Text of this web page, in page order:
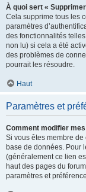
À quoi sert «
Cela supprime tous les
paramètres
des fonctionnalités
non lu) si cela a été
des problèmes de
pourrait les résoudre.
Haut
Paramètres et
Comment modifier
Si vous êtes membre
base de données. Pour
(généralement ce lien
haut des pages du
paramètres et